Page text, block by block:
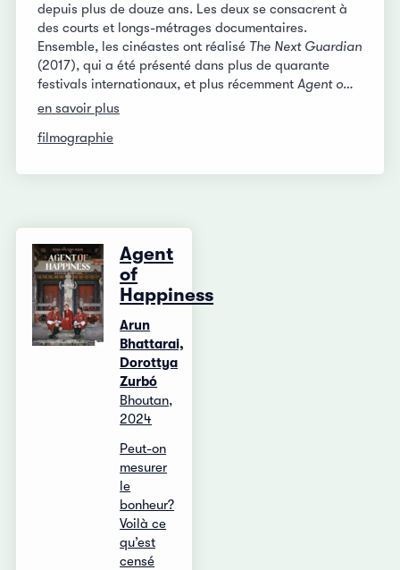
depuis plus de douze ans. Les deux se consacrent à
des courts et longs-métrages documentaires.
Ensemble, les cinéastes ont réalisé The Next Guardian
(2017), qui a été présenté dans plus de quarante
festivals internationaux, et plus récemment Agent o…
en savoir plus
filmographie
Agent
of
Happiness
Arun
Bhattarai,
Dorottya
Zurbó
Bhoutan,
2024
Peut-on
mesurer
le
bonheur?
Voilà ce
qu’est
censé